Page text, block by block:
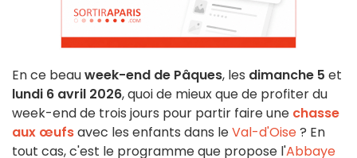
En ce beauweek-end de Pâques, les dimanche 5 et
lundi 6 avril 2026, quoi de mieux que de profiter du
week-end de trois jours pour partir faire une chasse
aux œufsavec les enfants dans leVal-d'Oise? En
tout cas, c'est le programme que propose l'Abbaye